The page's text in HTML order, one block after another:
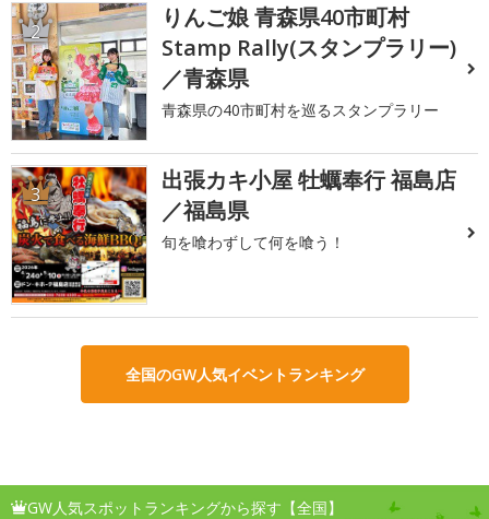
2
りんご娘 青森県40市町村
Stamp Rally(スタンプラリー)
／青森県
青森県の40市町村を巡るスタンプラリー
3
出張カキ小屋 牡蠣奉行 福島店
／福島県
旬を喰わずして何を喰う！
全国のGW人気イベントランキング
GW人気スポットランキングから探す【全国】